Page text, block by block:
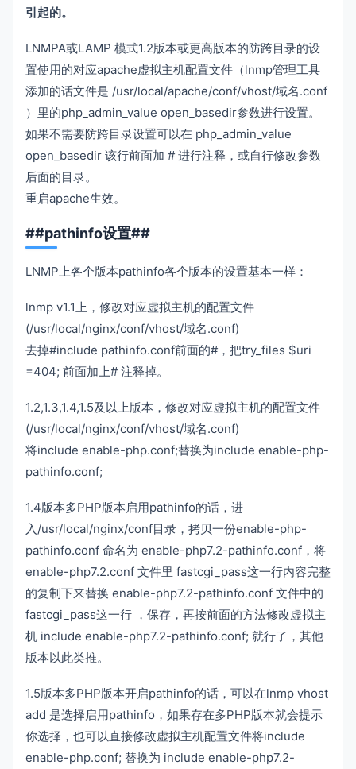
引起的。
LNMPA或LAMP 模式1.2版本或更高版本的防跨目录的设
置使用的对应apache虚拟主机配置文件（lnmp管理工具
添加的话文件是 /usr/local/apache/conf/vhost/域名.conf
）里的php_admin_value open_basedir参数进行设置。
如果不需要防跨目录设置可以在 php_admin_value
open_basedir 该行前面加 # 进行注释，或自行修改参数
后面的目录。
重启apache生效。
##pathinfo设置##
LNMP上各个版本pathinfo各个版本的设置基本一样：
lnmp v1.1上，修改对应虚拟主机的配置文件
(/usr/local/nginx/conf/vhost/域名.conf)
去掉#include pathinfo.conf前面的#，把try_files $uri
=404; 前面加上# 注释掉。
1.2,1.3,1.4,1.5及以上版本，修改对应虚拟主机的配置文件
(/usr/local/nginx/conf/vhost/域名.conf)
将include enable-php.conf;替换为include enable-php-
pathinfo.conf;
1.4版本多PHP版本启用pathinfo的话，进
入/usr/local/nginx/conf目录，拷贝一份enable-php-
pathinfo.conf 命名为 enable-php7.2-pathinfo.conf，将
enable-php7.2.conf 文件里 fastcgi_pass这一行内容完整
的复制下来替换 enable-php7.2-pathinfo.conf 文件中的
fastcgi_pass这一行 ，保存，再按前面的方法修改虚拟主
机 include enable-php7.2-pathinfo.conf; 就行了，其他
版本以此类推。
1.5版本多PHP版本开启pathinfo的话，可以在lnmp vhost
add 是选择启用pathinfo，如果存在多PHP版本就会提示
你选择，也可以直接修改虚拟主机配置文件将include
enable-php.conf; 替换为 include enable-php7.2-